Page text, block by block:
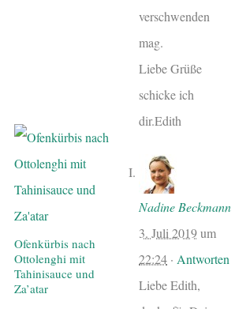
Ofenkürbis nach
Ottolenghi mit
Tahinisauce und
Za’atar
verschwenden
mag.
Liebe Grüße
schicke ich
dir.Edith
Nadine Beckmann
3. Juli 2019um
22:24 · Antworten
Liebe Edith,